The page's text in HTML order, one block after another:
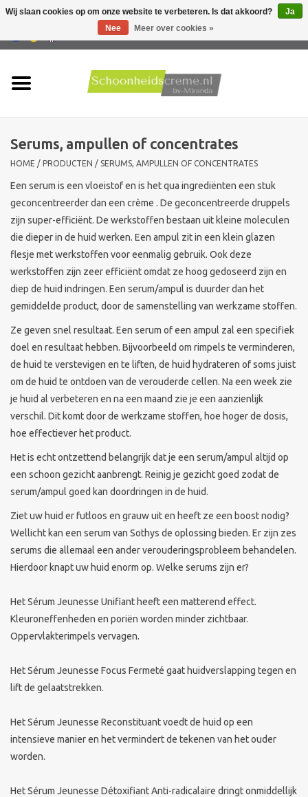
Producten
Huidproblemen
Mannen verzorging
Acties
Nieuw !!
Sothys Paris
Mila d'Opiz
Bernard cassiere
Pascaud
Fusion Meso
PCA SKINCARE
Ekseption Skincare
Blog
Merken
Serums, ampullen of concentrates
HOME / PRODUCTEN / SERUMS, AMPULLEN OF CONCENTRATES
Een serum is een vloeistof en is het qua ingrediënten een stuk
geconcentreerder dan een crème . De geconcentreerde druppels
zijn super-efficiënt. De werkstoffen bestaan uit kleine moleculen
die dieper in de huid werken. Een ampul zit in een klein glazen
flesje met werkstoffen voor eenmalig gebruik. Ook deze
werkstoffen zijn zeer efficiënt omdat ze hoog gedoseerd zijn en
diep de huid indringen. Een serum/ampul is duurder dan het
gemiddelde product, door de samenstelling van werkzame stoffen.
Ze geven snel resultaat. Een serum of een ampul zal een specifiek
doel en resultaat hebben. Bijvoorbeeld om rimpels te verminderen,
de huid te verstevigen en te liften, de huid hydrateren of soms juist
om de huid te ontdoen van de verouderde cellen. Na een week zie
je huid al verbeteren en na een maand zie je een aanzienlijk
verschil. Dit komt door de werkzame stoffen, hoe hoger de dosis,
hoe effectiever het product.
Het is echt ontzettend belangrijk dat je een serum/ampul altijd op
een schoon gezicht aanbrengt. Reinig je gezicht goed zodat de
serum/ampul goed kan doordringen in de huid.
Ziet uw huid er futloos en grauw uit en heeft ze een boost nodig?
Wellicht kan een serum van Sothys de oplossing bieden. Er zijn zes
serums die allemaal een ander verouderingsprobleem behandelen.
Hierdoor knapt uw huid enorm op. Welke serums zijn er?
Het Sérum Jeunesse Unifiant heeft een matterend effect.
Kleuroneffenheden en poriën worden minder zichtbaar.
Oppervlakterimpels vervagen.
Het Sérum Jeunesse Focus Fermeté gaat huidverslapping tegen en
lift de gelaatstrekken.
Het Sérum Jeunesse Reconstituant voedt de huid op een
intensieve manier en het vermindert de tekenen van het ouder
worden.
Het Sérum Jeunesse Détoxifiant Anti-radicalaire dringt onmiddellijk
Wij slaan cookies op om onze website te verbeteren. Is dat akkoord?
Ja
Nee
Meer over cookies »